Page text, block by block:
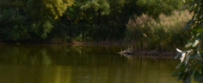
Torony Tavi
Történetek